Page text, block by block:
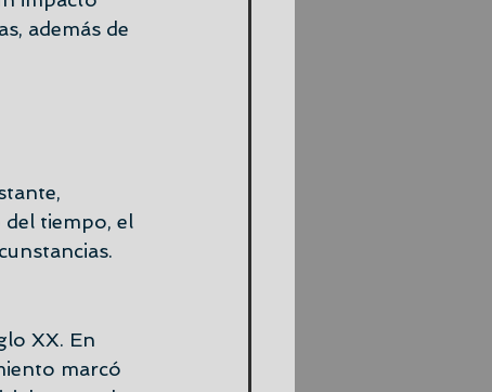
además de
tiempo, el
XX. En
marcó